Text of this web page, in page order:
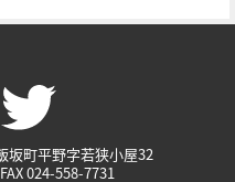
坂町平野字若狭小屋32
FAX024-558-7731